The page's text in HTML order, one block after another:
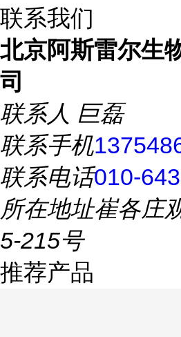
联系我们
北京阿斯雷尔生
司
联系人 巨磊
联系手机
联系电话010-
所在地址崔各庄
5-215号
推荐产品